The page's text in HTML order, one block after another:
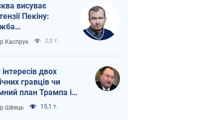
висуває
Пекіну:
на
Росії від
Каспрук 2,0 т.
інтересів двох
гравців чи
план Трампа і
Швець 15,1 т.